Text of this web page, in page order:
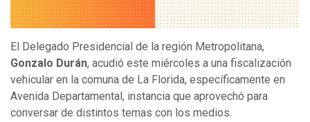
El Delegado Presidencial de la región Metropolitana,
Gonzalo Durán, acudió este miércoles a una fiscalización
vehicular en la comuna de La Florida, específicamente en
Avenida Departamental, instancia que aprovechó para
conversar de distintos temas con los medios.